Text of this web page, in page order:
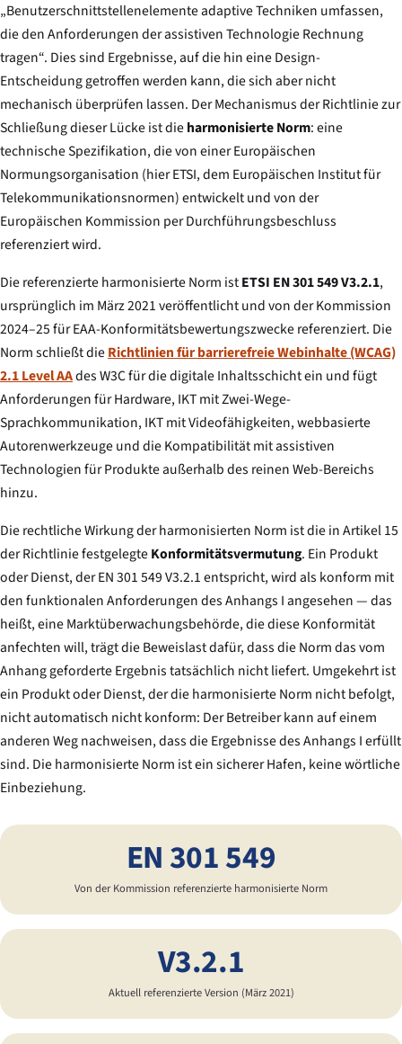
„Benutzerschnittstellenelemente adaptive Techniken umfassen,
die den Anforderungen der assistiven Technologie Rechnung
tragen“. Dies sind Ergebnisse, auf die hin eine Design-
Entscheidung getroffen werden kann, die sich aber nicht
mechanisch überprüfen lassen. Der Mechanismus der Richtlinie zur
Schließung dieser Lücke ist dieharmonisierte Norm: eine
technische Spezifikation, die von einer Europäischen
Normungsorganisation (hier ETSI, dem Europäischen Institut für
Telekommunikationsnormen) entwickelt und von der
Europäischen Kommission per Durchführungsbeschluss
referenziert wird.
Die referenzierte harmonisierte Norm istETSI EN 301 549 V3.2.1,
ursprünglich im März 2021 veröffentlicht und von der Kommission
2024–25 für EAA-Konformitätsbewertungszwecke referenziert. Die
Norm schließt dieRichtlinien für barrierefreie Webinhalte (WCAG)
2.1 Level AAdes W3C für die digitale Inhaltsschicht ein und fügt
Anforderungen für Hardware, IKT mit Zwei-Wege-
Sprachkommunikation, IKT mit Videofähigkeiten, webbasierte
Autorenwerkzeuge und die Kompatibilität mit assistiven
Technologien für Produkte außerhalb des reinen Web-Bereichs
hinzu.
Die rechtliche Wirkung der harmonisierten Norm ist die in Artikel 15
der Richtlinie festgelegteKonformitätsvermutung. Ein Produkt
oder Dienst, der EN 301 549 V3.2.1 entspricht, wird als konform mit
den funktionalen Anforderungen des Anhangs I angesehen — das
heißt, eine Marktüberwachungsbehörde, die diese Konformität
anfechten will, trägt die Beweislast dafür, dass die Norm das vom
Anhang geforderte Ergebnis tatsächlich nicht liefert. Umgekehrt ist
ein Produkt oder Dienst, der die harmonisierte Norm nicht befolgt,
nicht automatisch nicht konform: Der Betreiber kann auf einem
anderen Weg nachweisen, dass die Ergebnisse des Anhangs I erfüllt
sind. Die harmonisierte Norm ist ein sicherer Hafen, keine wörtliche
Einbeziehung.
EN 301 549
Von der Kommission referenzierte harmonisierte Norm
V3.2.1
Aktuell referenzierte Version (März 2021)